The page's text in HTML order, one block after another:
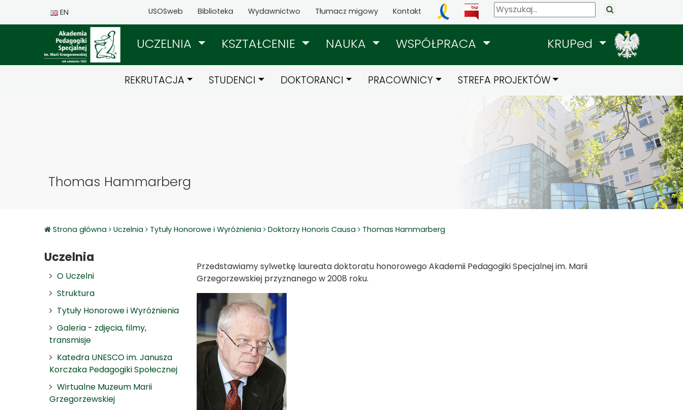
EN USOSweb Biblioteka Wydawnictwo Tłumacz migowy Kontakt
UCZELNIA KSZTAŁCENIE NAUKA WSPÓŁPRACA KRUPed
REKRUTACJA STUDENCI DOKTORANCI PRACOWNICY STREFA PROJEKTÓW
Thomas Hammarberg
Strona główna Uczelnia Tytuły Honorowe i Wyróżnienia Doktorzy Honoris Causa Thomas Hammarberg
Uczelnia
O Uczelni
Struktura
Tytuły Honorowe i Wyróżnienia
Galeria - zdjęcia, filmy,
transmisje
Katedra UNESCO im. Janusza
Korczaka Pedagogiki Społecznej
Wirtualne Muzeum Marii
Grzegorzewskiej
Przedstawiamy sylwetkę laureata doktoratu honorowego Akademii Pedagogiki Specjalnej im. Marii
Grzegorzewskiej przyznanego w 2008 roku.